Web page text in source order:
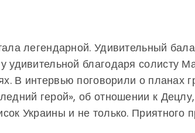
легендарной. Удивительный
удивительной благодаря солисту
В интервью поговорили о планах
герой», об отношении к
Украины и не только. Приятного